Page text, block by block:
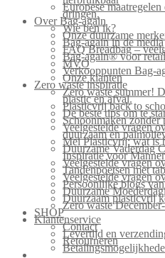
Europese
dringen.
Over Bag-again
Wie ben ik?
Onze duurzame
Bag-again in de media
FAQ Breadbag –
Bag-again® voor
MVO
Verkooppunten Bag-
Onze klanten
Zero waste inspiratie
Zero waste summer!
plastic en afval.
Plasticvrij back to
De beste tips om te
Schoonmaken zonder
Veelgestelde vragen
duurzaam en
Mei Plasticvrij: wat is
Duurzame Vaderdag
Inspiratie voor
Veelgestelde vragen
Tandenpoetsen met
Veelgestelde vragen
Persoonlijke blogs
Duurzame
Duurzaam plasticvrij
Zero waste
SHOP
Klantenservice
Contact
Levertijd en
Retourneren